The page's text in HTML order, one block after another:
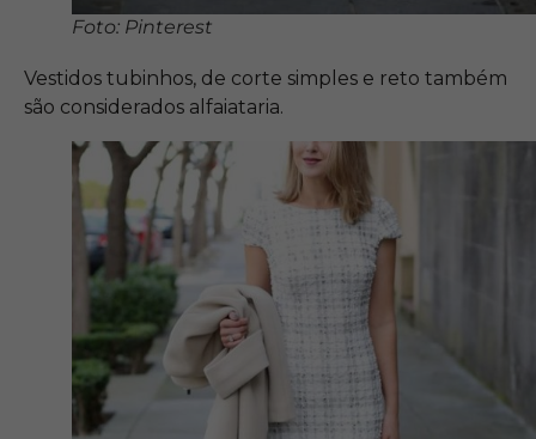
Foto: Pinterest
Vestidos tubinhos, de corte simples e reto também
são considerados alfaiataria.